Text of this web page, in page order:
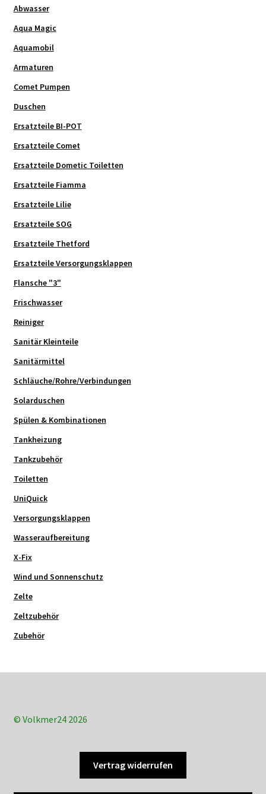
Abwasser
Aqua Magic
Aquamobil
Armaturen
Comet Pumpen
Duschen
Ersatzteile BI-POT
Ersatzteile Comet
Ersatzteile Dometic Toiletten
Ersatzteile Fiamma
Ersatzteile Lilie
Ersatzteile SOG
Ersatzteile Thetford
Ersatzteile Versorgungsklappen
Flansche "3"
Frischwasser
Reiniger
Sanitär Kleinteile
Sanitärmittel
Schläuche/Rohre/Verbindungen
Solarduschen
Spülen & Kombinationen
Tankheizung
Tankzubehör
Toiletten
UniQuick
Versorgungsklappen
Wasseraufbereitung
X-Fix
Wind und Sonnenschutz
Zelte
Zeltzubehör
Zubehör
© Volkmer24 2026
Vertrag widerrufen